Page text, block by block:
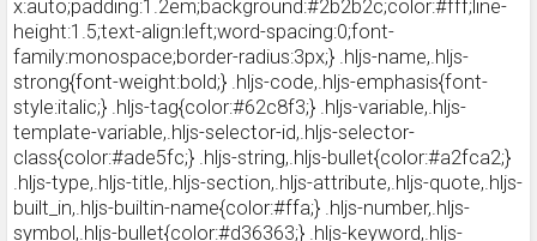
x:auto;padding:1.2em;background:#2b2b2c;color:#fff;line-
height:1.5;text-align:left;word-spacing:0;font-
family:monospace;border-radius:3px;} .hljs-name,.hljs-
strong{font-weight:bold;} .hljs-code,.hljs-emphasis{font-
style:italic;} .hljs-tag{color:#62c8f3;} .hljs-variable,.hljs-
template-variable,.hljs-selector-id,.hljs-selector-
class{color:#ade5fc;} .hljs-string,.hljs-bullet{color:#a2fca2;}
.hljs-type,.hljs-title,.hljs-section,.hljs-attribute,.hljs-quote,.hljs-
built_in,.hljs-builtin-name{color:#ffa;} .hljs-number,.hljs-
symbol,.hljs-bullet{color:#d36363;} .hljs-keyword,.hljs-